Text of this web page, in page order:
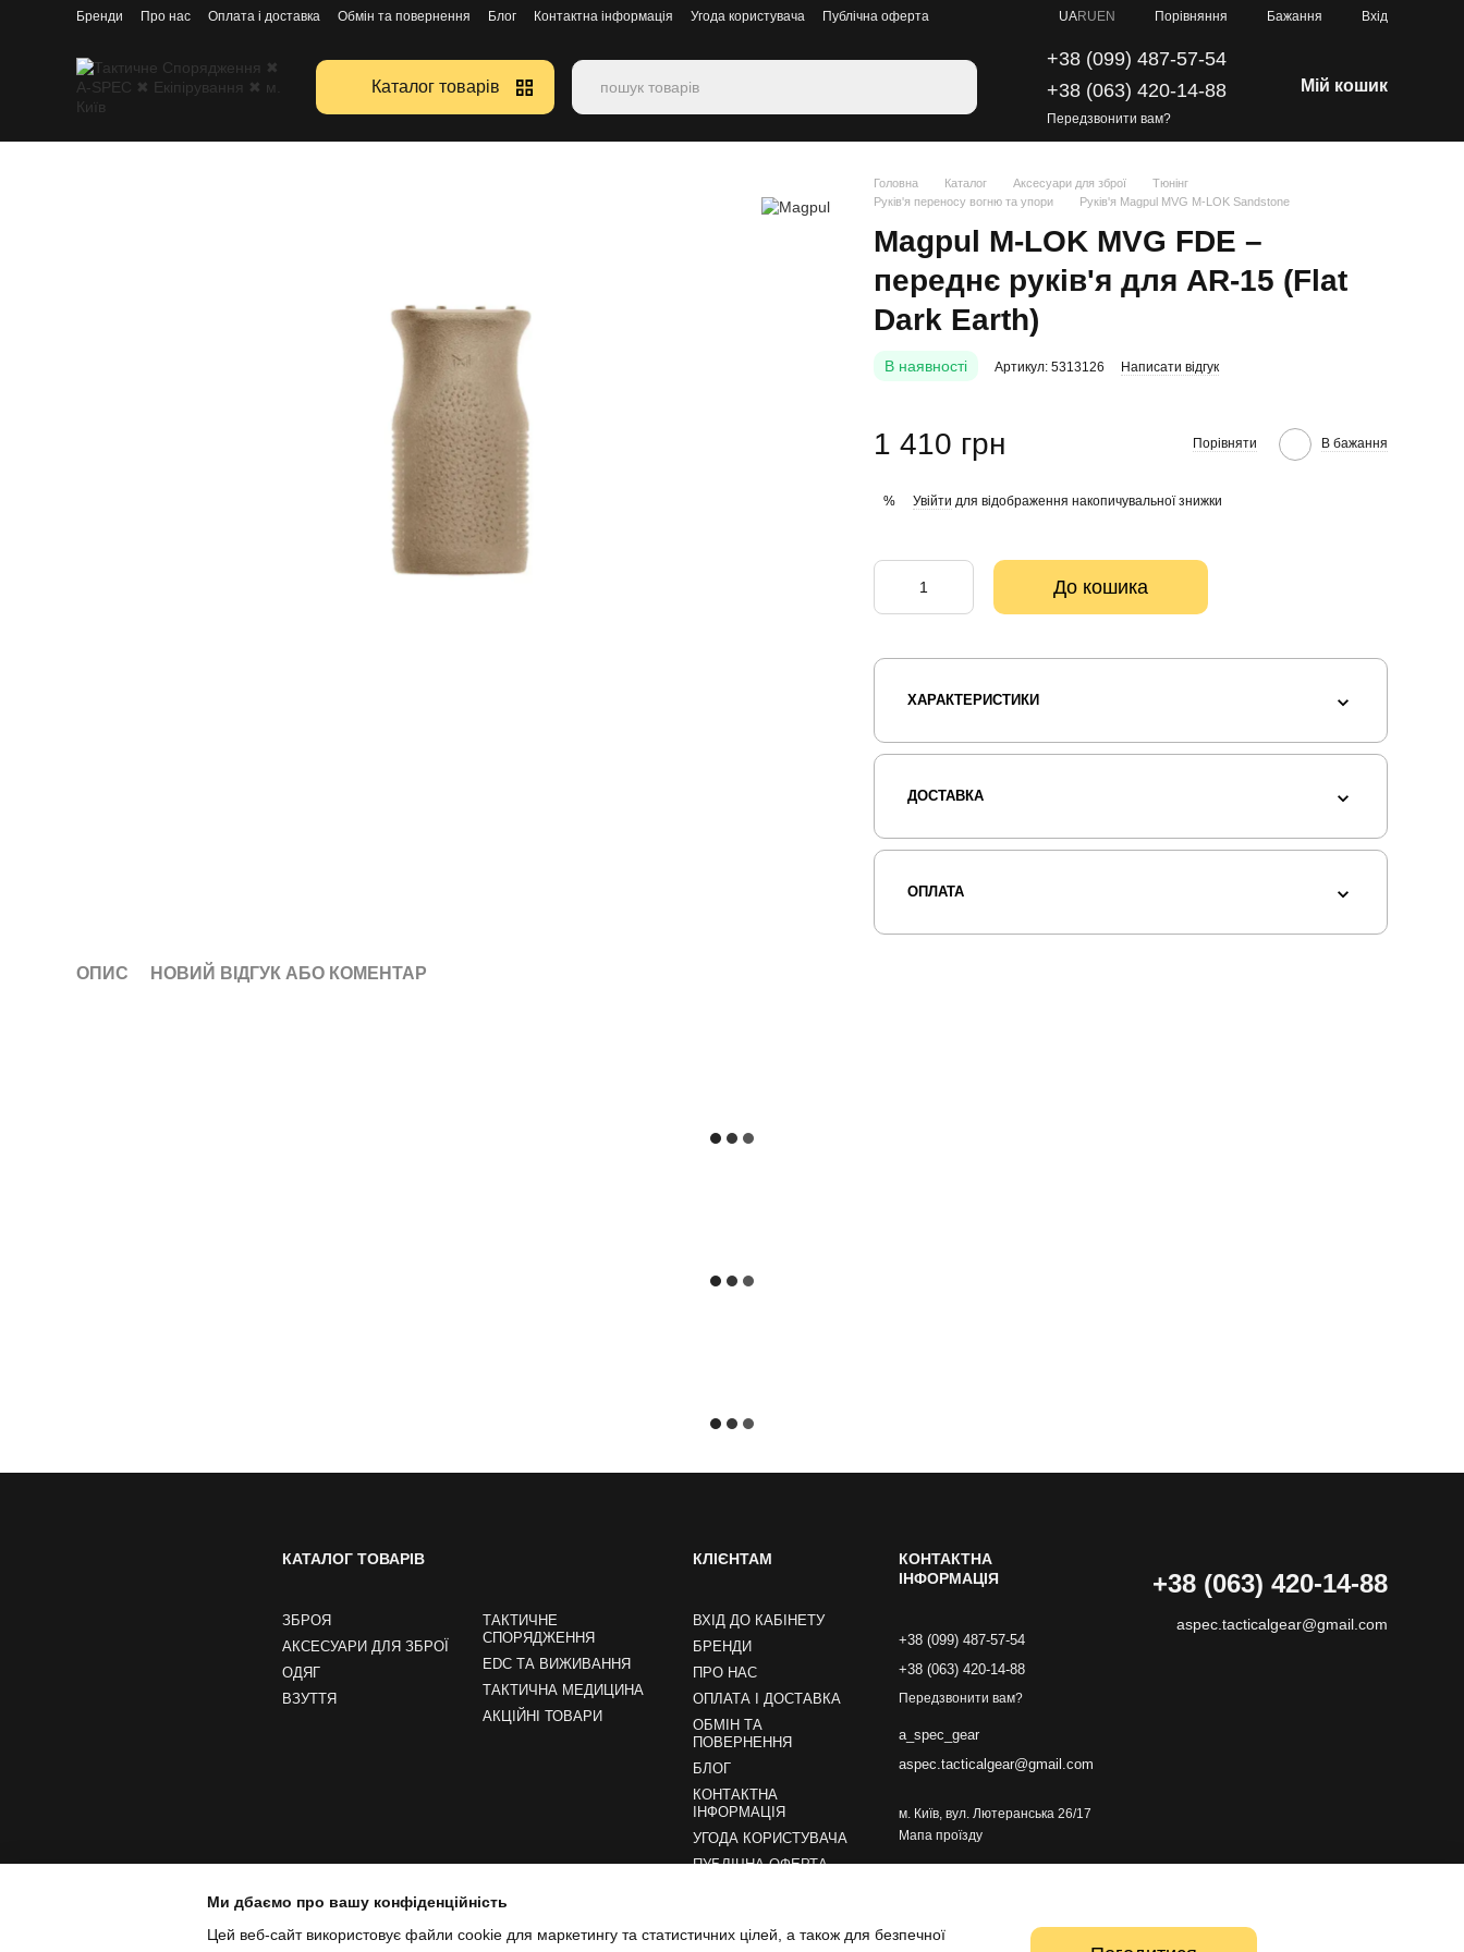
Перейти к основному контенту
Бренди Про нас Оплата і доставка Обмін та повернення Блог Контактна інформація Угода користувача Публічна оферта UARU EN Порівняння Бажання Вхід
Каталог товарів
+38 (099) 487-57-54
+38 (063) 420-14-88
Передзвонити вам?
Мій кошик
Головна Каталог Аксесуари для зброї
Тюнінг
Руків'я переносу вогню та упори
Руків'я Magpul MVG M-LOK Sandstone
Magpul M‑LOK MVG FDE –
переднє руків'я для AR‑15 (Flat
Dark Earth)
В наявності Артикул: 5313126 Написати відгук
1 410 грн Порівняти В бажання
% Увійти для відображення накопичувальної знижки
До кошика
ХАРАКТЕРИСТИКИ
ДОСТАВКА
ОПЛАТА
ОПИС НОВИЙ ВІДГУК АБО КОМЕНТАР
КАТАЛОГ ТОВАРІВ
ЗБРОЯ
АКСЕСУАРИ ДЛЯ ЗБРОЇ
ОДЯГ
ВЗУТТЯ
ТАКТИЧНЕ
СПОРЯДЖЕННЯ
EDC ТА ВИЖИВАННЯ
ТАКТИЧНА МЕДИЦИНА
АКЦІЙНІ ТОВАРИ
КЛІЄНТАМ
ВХІД ДО КАБІНЕТУ
БРЕНДИ
ПРО НАС
ОПЛАТА І ДОСТАВКА
ОБМІН ТА
ПОВЕРНЕННЯ
БЛОГ
КОНТАКТНА
ІНФОРМАЦІЯ
УГОДА КОРИСТУВАЧА
ПУБЛІЧНА ОФЕРТА
КОНТАКТНА
ІНФОРМАЦІЯ
+38 (099) 487-57-54
+38 (063) 420-14-88
Передзвонити вам?
a_spec_gear
aspec.tacticalgear@gmail.com
м. Київ, вул. Лютеранська 26/17
Мапа проїзду
+38 (063) 420-14-88
aspec.tacticalgear@gmail.com
Ми дбаємо про вашу конфіденційність
Цей веб-сайт використовує файли cookie для маркетингу та статистичних цілей, а також для безпечної